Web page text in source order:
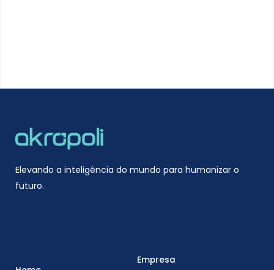
Elevando a inteligência do mundo para humanizar o
futuro.
Empresa